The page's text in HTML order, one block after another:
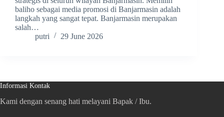
baliho sebagai media promosi di Banjarmasin adalah
langkah yang sangat tepat. Banjarmasin merupakan
salah…
putri
29 June 2026
Informasi Kontak
Kami dengan senang hati melayani Bapak / Ibu.